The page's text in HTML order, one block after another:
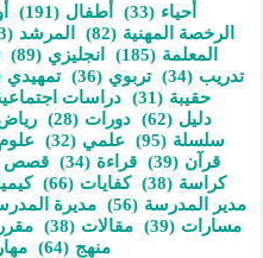
أحياء (33) أطفال (191)
الرخصة المهنية (82) المرشد (33)
المعلمة (185) انجليزي (89)
تدريب (34) تربوي (36) تمهيدي
حقيبة (31) دراسات
دليل (62) دورات (28)
سلسلة (95) علمي (32) علوم
قرآن (39) قراءة (34) قصص
كراسة (38) كفايات (66)
مدير المدرسة (56) مديرة
مسارات (39) مقالات (38) مقرر
منهج (64)